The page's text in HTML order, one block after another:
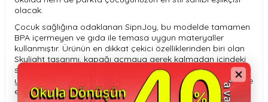
olacak.
Çocuk sağlığına odaklanan SipnJoy, bu modelde tamamen
BPA içermeyen ve gıda ile temasa uygun materyaller
kullanmıştır. Ürünün en dikkat çekici özelliklerinden biri olan
Skylight tasarımı, kapağı açmaya gerek kalmadan içindeki
sıvı miktarını zahmetsizce görmenizi sağlar. Ergonomik
yapısı küçük ellerin kolayca kavrayabileceği şekilde optimize
edilmiştir.